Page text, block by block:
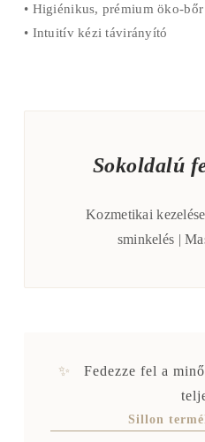
• Higiénikus, prémium öko-
• Intuitív kézi távirányító
Sokoldalú
Kozmetikai
sminkelés |
✨
Fedezze fel a
Sillon